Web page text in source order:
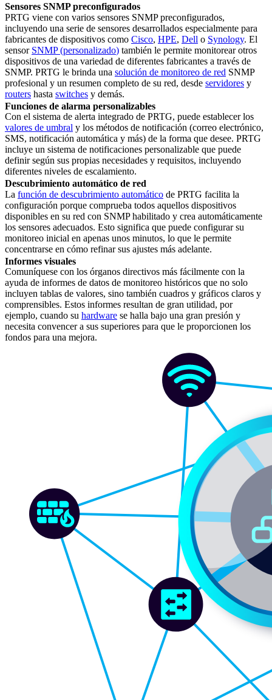
Sensores SNMP preconfigurados
PRTG viene con varios sensores SNMP preconfigurados,
incluyendo una serie de sensores desarrollados especialmente para
fabricantes de dispositivos como Cisco, HPE, Dell o Synology. El
sensor SNMP (personalizado) también le permite monitorear otros
dispositivos de una variedad de diferentes fabricantes a través de
SNMP. PRTG le brinda una solución de monitoreo de red SNMP
profesional y un resumen completo de su red, desde servidores y
routers hasta switches y demás.
Funciones de alarma personalizables
Con el sistema de alerta integrado de PRTG, puede establecer los
valores de umbral y los métodos de notificación (correo electrónico,
SMS, notificación automática y más) de la forma que desee. PRTG
incluye un sistema de notificaciones personalizable que puede
definir según sus propias necesidades y requisitos, incluyendo
diferentes niveles de escalamiento.
Descubrimiento automático de red
La función de descubrimiento automático de PRTG facilita la
configuración porque comprueba todos aquellos dispositivos
disponibles en su red con SNMP habilitado y crea automáticamente
los sensores adecuados. Esto significa que puede configurar su
monitoreo inicial en apenas unos minutos, lo que le permite
concentrarse en cómo refinar sus ajustes más adelante.
Informes visuales
Comuníquese con los órganos directivos más fácilmente con la
ayuda de informes de datos de monitoreo históricos que no solo
incluyen tablas de valores, sino también cuadros y gráficos claros y
comprensibles. Estos informes resultan de gran utilidad, por
ejemplo, cuando su hardware se halla bajo una gran presión y
necesita convencer a sus superiores para que le proporcionen los
fondos para una mejora.